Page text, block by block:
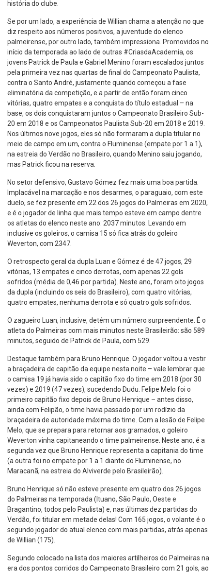
história do clube.
Se por um lado, a experiência de Willian chama a atenção no que
diz respeito aos números positivos, a juventude do elenco
palmeirense, por outro lado, também impressiona. Promovidos no
início da temporada ao lado de outras #CriasdaAcademia, os
jovens Patrick de Paula e Gabriel Menino foram escalados juntos
pela primeira vez nas quartas de final do Campeonato Paulista,
contra o Santo André, justamente quando começou a fase
eliminatória da competição, e a partir de então foram cinco
vitórias, quatro empates e a conquista do título estadual – na
base, os dois conquistaram juntos o Campeonato Brasileiro Sub-
20 em 2018 e os Campeonatos Paulista Sub-20 em 2018 e 2019.
Nos últimos nove jogos, eles só não formaram a dupla titular no
meio de campo em um, contra o Fluminense (empate por 1 a 1),
na estreia do Verdão no Brasileiro, quando Menino saiu jogando,
mas Patrick ficou na reserva.
No setor defensivo, Gustavo Gómez fez mais uma boa partida.
Implacável na marcação e nos desarmes, o paraguaio, com este
duelo, se fez presente em 22 dos 26 jogos do Palmeiras em 2020,
e é o jogador de linha que mais tempo esteve em campo dentre
os atletas do elenco neste ano: 2037 minutos. Levando em
inclusive os goleiros, o camisa 15 só fica atrás do goleiro
Weverton, com 2347.
O retrospecto geral da dupla Luan e Gómez é de 47 jogos, 29
vitórias, 13 empates e cinco derrotas, com apenas 22 gols
sofridos (média de 0,46 por partida). Neste ano, foram oito jogos
da dupla (incluindo os seis do Brasileiro), com quatro vitórias,
quatro empates, nenhuma derrota e só quatro gols sofridos.
O zagueiro Luan, inclusive, detém um número surpreendente. É o
atleta do Palmeiras com mais minutos neste Brasileirão: são 589
minutos, seguido de Patrick de Paula, com 529.
Destaque também para Bruno Henrique. O jogador voltou a vestir
a braçadeira de capitão da equipe nesta noite – vale lembrar que
o camisa 19 já havia sido o capitão fixo do time em 2018 (por 30
vezes) e 2019 (47 vezes), sucedendo Dudu. Felipe Melo foi o
primeiro capitão fixo depois de Bruno Henrique – antes disso,
ainda com Felipão, o time havia passado por um rodízio da
braçadeira de autoridade máxima do time. Com a lesão de Felipe
Melo, que se prepara para retornar aos gramados, o goleiro
Weverton vinha capitaneando o time palmeirense. Neste ano, é a
segunda vez que Bruno Henrique representa a capitania do time
(a outra foi no empate por 1 a 1 diante do Fluminense, no
Maracanã, na estreia do Alviverde pelo Brasileirão).
Bruno Henrique só não esteve presente em quatro dos 26 jogos
do Palmeiras na temporada (Ituano, São Paulo, Oeste e
Bragantino, todos pelo Paulista) e, nas últimas dez partidas do
Verdão, foi titular em metade delas! Com 165 jogos, o volante é o
segundo jogador do atual elenco com mais partidas, atrás apenas
de Willian (175).
Segundo colocado na lista dos maiores artilheiros do Palmeiras na
era dos pontos corridos do Campeonato Brasileiro com 21 gols, ao